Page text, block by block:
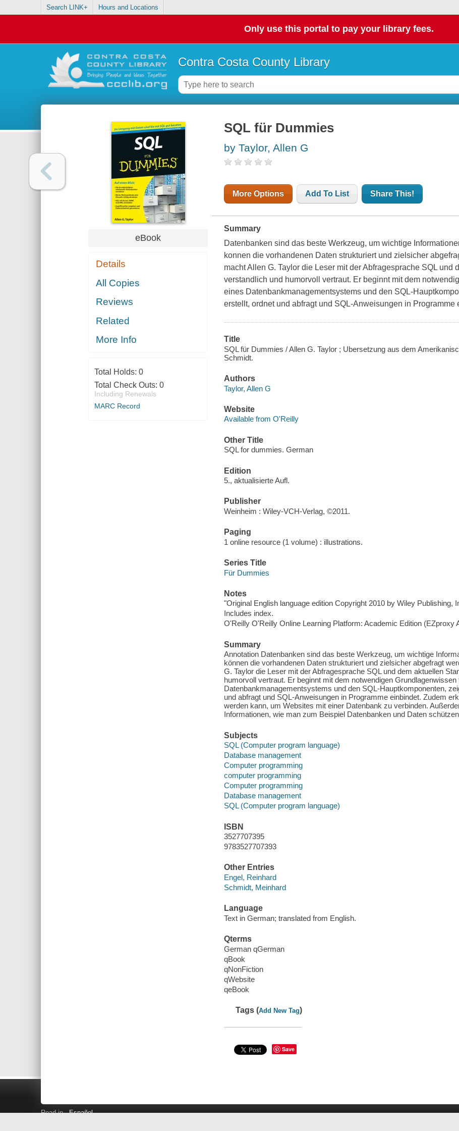
Search LINK+ Hours and Locations
Only use this portal to pay your library fees.
Contra Costa County Library
eBook
Details
All Copies
Reviews
Related
More Info
Total Holds: 0
Total Check Outs: 0
Including Renewals
MARC Record
SQL für Dummies
by Taylor, Allen G
More Options Add To List Share This!
Summary
Datenbanken sind das beste Werkzeug, um wichtige
konnen die vorhandenen Daten strukturiert und zielsicher
macht Allen G. Taylor die Leser mit der Abfragesprache SQL und
verstandlich und humorvoll vertraut. Er beginnt mit dem
eines Datenbankmanagementsystems und den SQL-
erstellt, ordnet und abfragt und SQL-Anweisungen in Programme
Title
SQL für Dummies / Allen G. Taylor ; Ubersetzung aus dem
Schmidt.
Authors
Taylor, Allen G
Website
Available from O'Reilly
Other Title
SQL for dummies. German
Edition
5., aktualisierte Aufl.
Publisher
Weinheim : Wiley-VCH-Verlag, ©2011.
Paging
1 online resource (1 volume) : illustrations.
Series Title
Für Dummies
Notes
"Original English language edition Copyright 2010 by Wiley Publishing,
Includes index.
O'Reilly O'Reilly Online Learning Platform: Academic Edition (EZproxy
Summary
Annotation Datenbanken sind das beste Werkzeug, um wichtige
können die vorhandenen Daten strukturiert und zielsicher abgefragt
G. Taylor die Leser mit der Abfragesprache SQL und dem aktuellen
humorvoll vertraut. Er beginnt mit dem notwendigen Grundlagenwissen
Datenbankmanagementsystems und den SQL-Hauptkomponenten,
und abfragt und SQL-Anweisungen in Programme einbindet. Zudem
werden kann, um Websites mit einer Datenbank zu verbinden.
Informationen, wie man zum Beispiel Datenbanken und Daten
Subjects
SQL (Computer program language)
Database management
Computer programming
computer programming
Computer programming
Database management
SQL (Computer program language)
ISBN
3527707395
9783527707393
Other Entries
Engel, Reinhard
Schmidt, Meinhard
Language
Text in German; translated from English.
Qterms
German qGerman
qBook
qNonFiction
qWebsite
qeBook
Tags (Add New Tag)
Save
Read in Español